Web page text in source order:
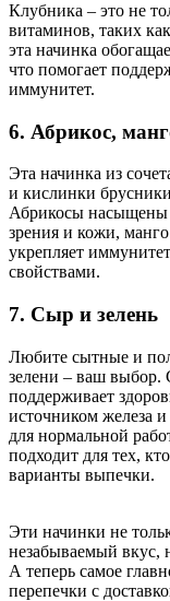
Клубника – это не
витаминов, таких
эта начинка
что помогает
иммунитет.
6. Абрикос,
Эта начинка из
и кислинки
Абрикосы насыщены
зрения и кожи,
укрепляет
свойствами.
7. Сыр и зелень
Любите сытные и
зелени – ваш выбор.
поддерживает
источником железа
для нормальной
подходит для тех,
варианты выпечки.
Эти начинки не
незабываемый вкус,
А теперь самое
перепечки с